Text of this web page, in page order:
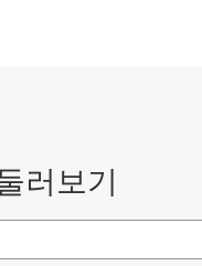
러보기